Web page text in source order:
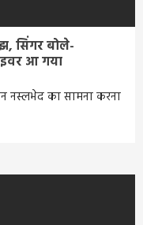
सिंगर बोले-
आ गया
नस्लभेद का सामना करना